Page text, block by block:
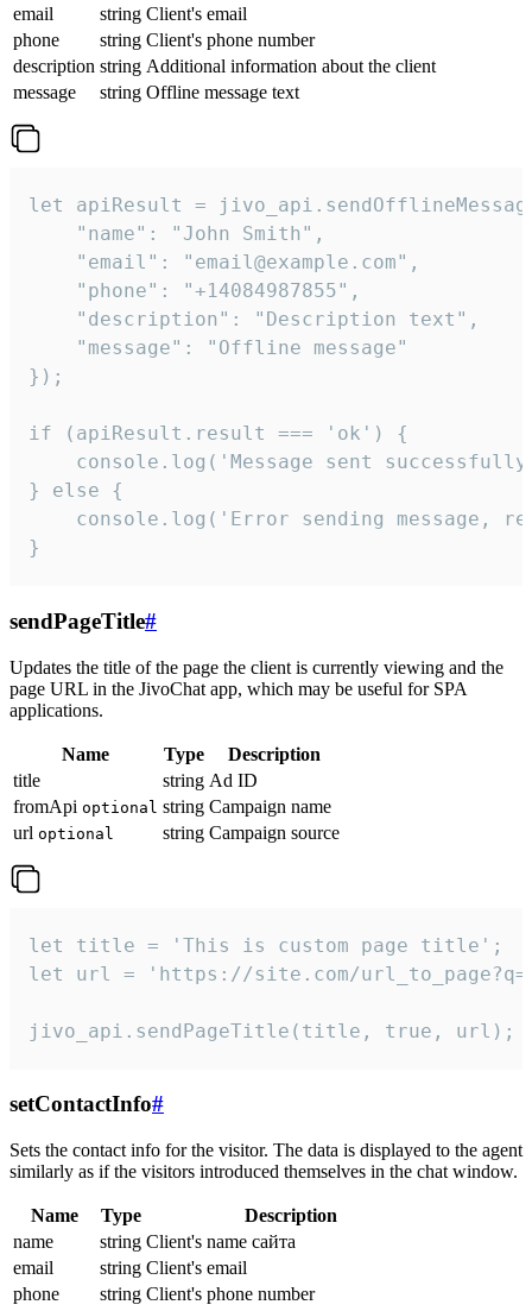
email
string Client's email
phone
string Client's phone number
description string Additional information about the client
message
string Offline message text
let apiResult =
    "name": "John Smith",
    "email": "email@example.com",
    "phone": "+14084987855",
    "description": "Description text",
    "message": "Offline message"
});
if (apiResult.result === 'ok') {
console.log('Message sent
} else {
console.log('Error sending message,
}
sendPageTitle#
Updates the title of the page the client is currently viewing and the
page URL in the JivoChat app, which may be useful for SPA
applications.
Name Type
Description
title
string Ad ID
fromApi optional string Campaign name
url optional string Campaign source
let title = 'This is custom page title';
let url = 'https://site.com/
jivo_api.sendPageTitle(title, true, url);
setContactInfo#
Sets the contact info for the visitor. The data is displayed to the agent
similarly as if the visitors introduced themselves in the chat window.
Name Type
Description
name
string Client's name сайта
email
string Client's email
phone
string Client's phone number